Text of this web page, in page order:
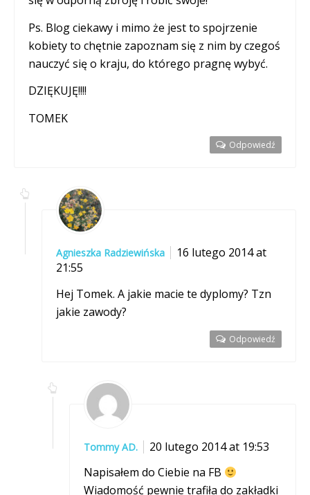
Ps. Blog ciekawy i mimo że jest to spojrzenie
kobiety to chętnie zapoznam się z nim by czegoś
nauczyć się o kraju, do którego pragnę wybyć.
DZIĘKUJĘ!!!!
TOMEK
Odpowiedź
Agnieszka Radziewińska
16 lutego 2014 at
21:55
Hej Tomek. A jakie macie te dyplomy? Tzn
jakie zawody?
Odpowiedź
Tommy AD.
20 lutego 2014 at 19:53
Napisałem do Ciebie na FB
Wiadomość pewnie trafiła do zakładki